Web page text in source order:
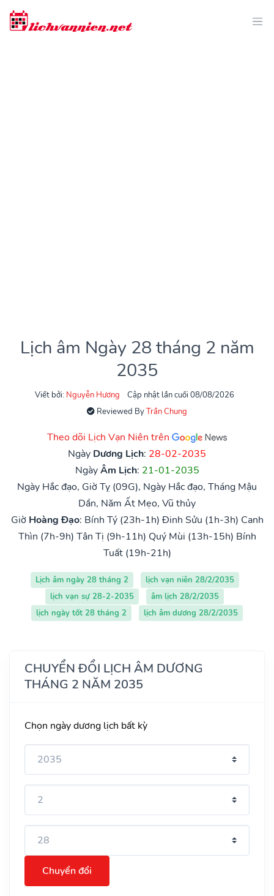
Lịch âm Ngày 28 tháng 2 năm
2035
Viết bởi: Nguyễn Hương
Cập nhật lần cuối 08/08/2026
Reviewed ByTrần Chung
Theo dõi Lịch Vạn Niên trên
Ngày Dương Lịch: 28-02-2035
NgàyÂm Lịch: 21-01-2035
Ngày Hắc đạo, Giờ Tỵ (09G), Ngày Hắc đạo, Tháng Mậu
Dần, Năm Ất Mẹo, Vũ thủy
Giờ Hoàng Đạo: Bính Tý (23h-1h) Đinh Sửu (1h-3h) Canh
Thìn (7h-9h) Tân Tị (9h-11h) Quý Mùi (13h-15h) Bính
Tuất (19h-21h)
Lịch âm ngày 28 tháng 2
lịch vạn niên 28/2/2035
lịch vạn sự 28-2-2035
âm lịch 28/2/2035
lịch ngày tốt 28 tháng 2
lịch âm dương 28/2/2035
CHUYỂN ĐỔI LỊCH ÂM DƯƠNG
THÁNG 2 NĂM 2035
Chọn ngày dương lịch bất kỳ
Chuyển đổi